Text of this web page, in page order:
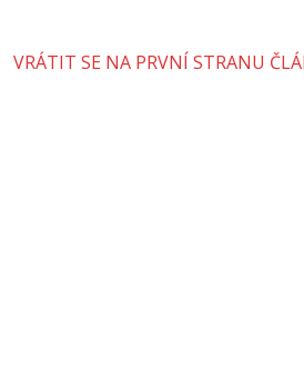
VRÁTIT SE NA PRVNÍ STRANU